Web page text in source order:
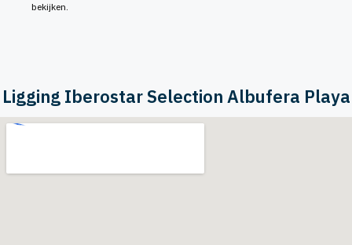
bekijken.
Ligging Iberostar Selection Albufera Playa